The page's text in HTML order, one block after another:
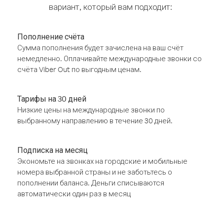
вариант, который вам подходит:
Пополнение счёта
Сумма пополнения будет зачислена на ваш счёт
немедленно. Оплачивайте международные звонки со
счёта Viber Out по выгодным ценам.
Тарифы на 30 дней
Низкие цены на международные звонки по
выбранному направлению в течение 30 дней.
Подписка на месяц
Экономьте на звонках на городские и мобильные
номера выбранной страны и не заботьтесь о
пополнении баланса. Деньги списываются
автоматически один раз в месяц